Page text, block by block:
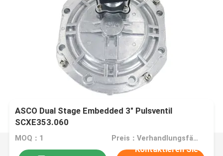
ASCO Dual Stage Embedded 3" Pulsventil
SCXE353.060
MOQ：1 Preis：Verhandlungsfähig
Kontaktieren Sie